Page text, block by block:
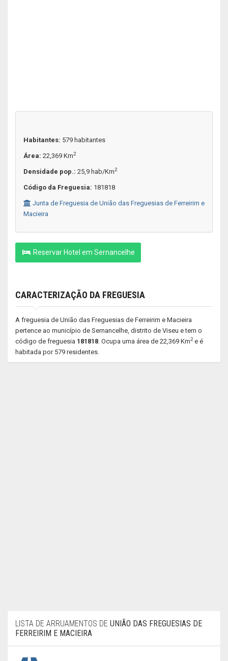
Habitantes: 579 habitantes
Área: 22,369 Km2
Densidade pop.: 25,9 hab/Km2
Código da Freguesia: 181818
Junta de Freguesia de União das Freguesias de Ferreirim e
Macieira
Reservar Hotel em Sernancelhe
CARACTERIZAÇÃO DA FREGUESIA
A freguesia de União das Freguesias de Ferreirim e Macieira
pertence ao município de Sernancelhe, distrito de Viseu e tem o
código de freguesia 181818. Ocupa uma área de 22,369 Km2e é
habitada por 579 residentes.
LISTA DE ARRUAMENTOS DE UNIÃO DAS FREGUESIAS DE
FERREIRIM E MACIEIRA